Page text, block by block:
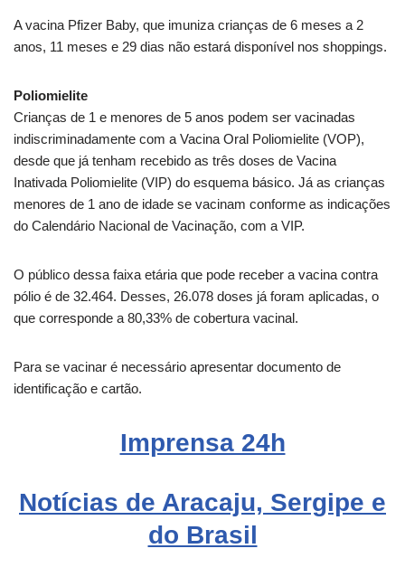
A vacina Pfizer Baby, que imuniza crianças de 6 meses a 2
anos, 11 meses e 29 dias não estará disponível nos shoppings.
Poliomielite
Crianças de 1 e menores de 5 anos podem ser vacinadas
indiscriminadamente com a Vacina Oral Poliomielite (VOP),
desde que já tenham recebido as três doses de Vacina
Inativada Poliomielite (VIP) do esquema básico. Já as crianças
menores de 1 ano de idade se vacinam conforme as indicações
do Calendário Nacional de Vacinação, com a VIP.
O público dessa faixa etária que pode receber a vacina contra
pólio é de 32.464. Desses, 26.078 doses já foram aplicadas, o
que corresponde a 80,33% de cobertura vacinal.
Para se vacinar é necessário apresentar documento de
identificação e cartão.
Imprensa 24h
Notícias de Aracaju, Sergipe e
do Brasil